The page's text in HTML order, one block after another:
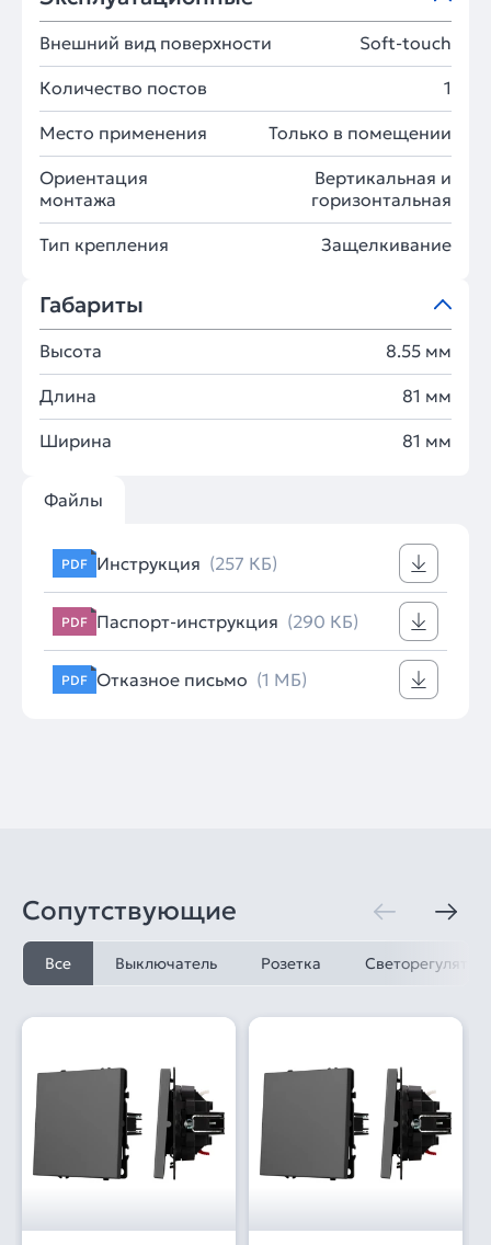
Внешний вид поверхности Soft-touch
Количество постов 1
Место применения Только в помещении
Ориентация
монтажа
Вертикальная и
горизонтальная
Тип крепления Защелкивание
Габариты
Высота 8.55 мм
Длина 81 мм
Ширина 81 мм
Файлы
PDF Инструкция (257 КБ)
PDF Паспорт-инструкция (290 КБ)
PDF Отказное письмо (1 МБ)
Сопутствующие
Все Выключатель Розетка Светорегулятор